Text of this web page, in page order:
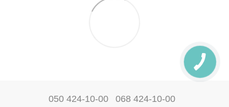
050 424-10-00 068 424-10-00